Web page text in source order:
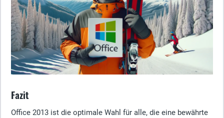
Fazit
Office 2013 ist die optimale Wahl für alle, die eine bewährte